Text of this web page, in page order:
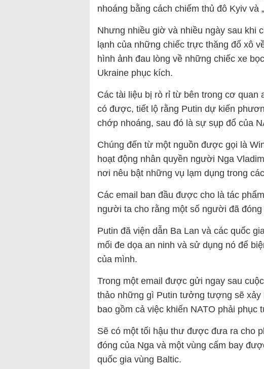
nhoáng bằng cách chiếm thủ đô Kyiv và „
Nhưng nhiều giờ và nhiều ngày sau khi
lạnh của những chiếc trực thăng đổ xô
hình ảnh đau lòng về những chiếc xe
Ukraine phục kích.
Các tài liệu bị rò rỉ từ bên trong cơ quan
có được, tiết lộ rằng Putin dự kiến
chớp nhoáng, sau đó là sự sụp đổ của
Chúng đến từ một nguồn được gọi là
hoạt động nhân quyền người Nga
nơi nêu bật những vụ lạm dụng trong
Các email ban đầu được cho là tác
người ta cho rằng một số người đã đóng
Putin đã viện dẫn Ba Lan và các quốc
mối đe dọa an ninh và sử dụng nó để
của mình.
Trong một email được gửi ngay sau
thảo những gì Putin tưởng tượng sẽ
bao gồm cả việc khiến NATO phải phục
Sẽ có một tối hậu thư được đưa ra cho
đóng của Nga và một vùng cấm bay
quốc gia vùng Baltic.